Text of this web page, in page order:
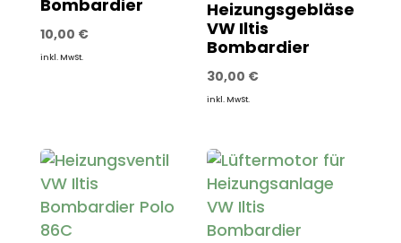
Bombardier
10,00 €
inkl. MwSt.
Heizungsgebläse
VW Iltis
Bombardier
30,00 €
inkl. MwSt.